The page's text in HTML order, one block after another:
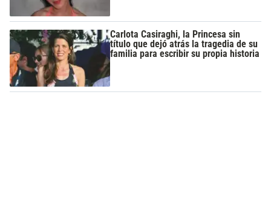
Carlota Casiraghi, la Princesa sin
título que dejó atrás la tragedia de su
familia para escribir su propia historia